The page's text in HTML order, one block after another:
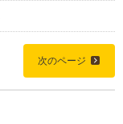
次のページ